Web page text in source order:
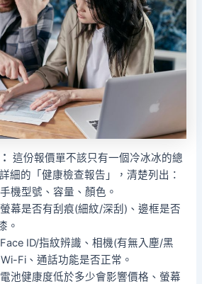
這份報價單不該只有一個冷冰冰的總
細的「健康檢查報告」，清楚列出：
手機型號、容量、顏色。
螢幕是否有刮痕(細紋/深刮)、邊框是否
。
Face ID/指紋辨識、相機(有無入塵/黑
Fi、通話功能是否正常。
電池健康度低於多少會影響價格、螢幕